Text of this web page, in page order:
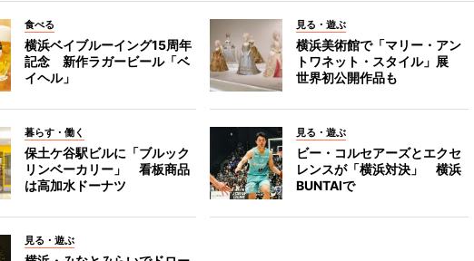
食べる
横浜ベイブルーイング15周年
記念 新作ラガービール「ベ
イヘル」
見る・遊ぶ
横浜美術館で「マリー・アン
トワネット・スタイル」展
世界初公開作品も
暮らす・働く
保土ケ谷駅ビルに「ブルック
リンベーカリー」 看板商品
は高加水ドーナツ
見る・遊ぶ
ビー・コルセアーズとエクセ
レンスが「横浜対決」 横浜
BUNTAIで
見る・遊ぶ